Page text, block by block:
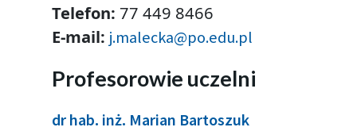
Telefon: 77 449 8466
E-mail: j.malecka@po.edu.pl
Profesorowie uczelni
dr hab. inż. Marian Bartoszuk